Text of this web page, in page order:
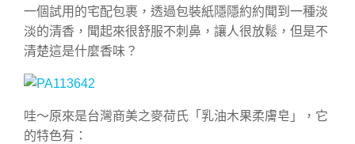
一個試用的宅配包裹，透過包裝紙隱隱約約聞到一種淡
淡的清香，聞起來很舒服不刺鼻，讓人很放鬆，但是不
清楚這是什麼香味？
哇～原來是台灣商美之麥荷氏「乳油木果柔膚皂」，它
的特色有：